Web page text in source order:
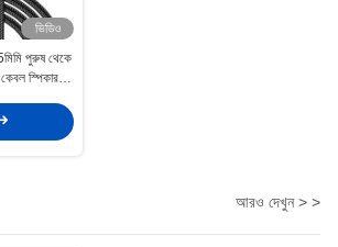
ভিডিও
পুরুষ থেকে
স্পিকার,
আরও দেখুন > >